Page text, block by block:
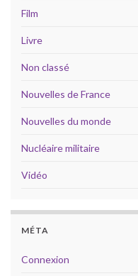
Film
Livre
Non classé
Nouvelles de France
Nouvelles du monde
Nucléaire militaire
Vidéo
MÉTA
Connexion